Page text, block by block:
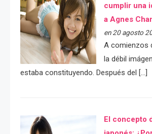
cumplir una
a Agnes
en 20 agosto
A comienzos
la débil
estaba constituyendo. Después del […]
El concepto